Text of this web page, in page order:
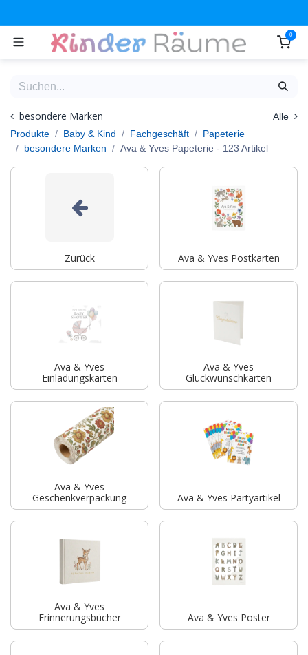
0
besondere Marken
Alle
Produkte
Baby & Kind Fachgeschäft
Papeterie
besondere Marken
Ava & Yves Papeterie - 123 Artikel
Zurück Ava & Yves Postkarten
Ava & Yves
Einladungskarten
Ava & Yves
Glückwunschkarten
Ava & Yves
Geschenkverpackung
Ava & Yves Partyartikel
Ava & Yves
Erinnerungsbücher
Ava & Yves Poster